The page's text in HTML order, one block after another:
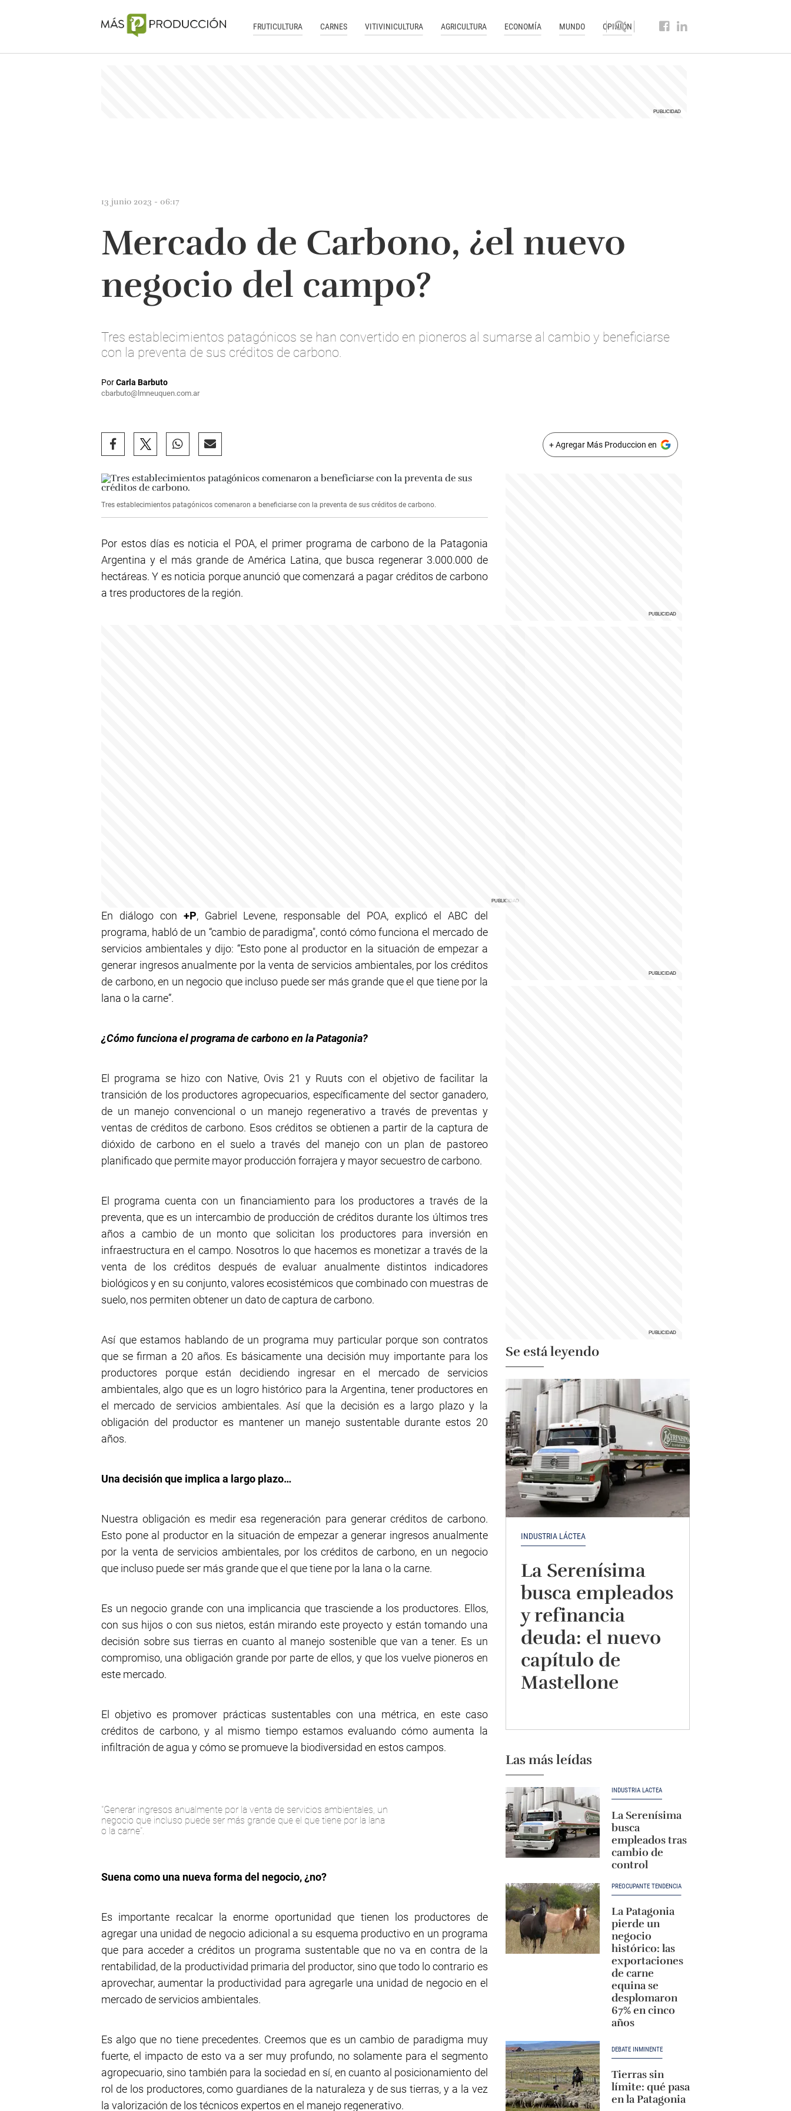
FRUTICULTURA CARNES VITIVINICULTURA AGRICULTURA ECONOMÍA MUNDO OPINIÓN
13 junio 2023 - 06:17
Mercado de Carbono, ¿el nuevo
negocio del campo?
Tres establecimientos patagónicos se han convertido en pioneros al sumarse al cambio y beneficiarse
con la preventa de sus créditos de carbono.
PorCarla Barbuto
cbarbuto@lmneuquen.com.ar
+ Agregar Más Produccion en
Tres establecimientos patagónicos comenaron a beneficiarse con la preventa de sus créditos de carbono.
Por estos días es noticia el POA, el primer programa de carbono de la Patagonia
Argentina y el más grande de América Latina, que busca regenerar 3.000.000 de
hectáreas. Y es noticia porque anunció que comenzará a pagar créditos de carbono
a tres productores de la región.
En diálogo con +P, Gabriel Levene, responsable del POA, explicó el ABC del
programa, habló de un “cambio de paradigma", contó cómo funciona el mercado de
servicios ambientales y dijo: “Esto pone al productor en la situación de empezar a
generar ingresos anualmente por la venta de servicios ambientales, por los créditos
de carbono, en un negocio que incluso puede ser más grande que el que tiene por la
lana o la carne”.
¿Cómo funciona el programa de carbono en la Patagonia?
El programa se hizo con Native, Ovis 21 y Ruuts con el objetivo de facilitar la
transición de los productores agropecuarios, específicamente del sector ganadero,
de un manejo convencional o un manejo regenerativo a través de preventas y
ventas de créditos de carbono. Esos créditos se obtienen a partir de la captura de
dióxido de carbono en el suelo a través del manejo con un plan de pastoreo
planificado que permite mayor producción forrajera y mayor secuestro de carbono.
El programa cuenta con un financiamiento para los productores a través de la
preventa, que es un intercambio de producción de créditos durante los últimos tres
años a cambio de un monto que solicitan los productores para inversión en
infraestructura en el campo. Nosotros lo que hacemos es monetizar a través de la
venta de los créditos después de evaluar anualmente distintos indicadores
biológicos y en su conjunto, valores ecosistémicos que combinado con muestras de
suelo, nos permiten obtener un dato de captura de carbono.
Así que estamos hablando de un programa muy particular porque son contratos
que se firman a 20 años. Es básicamente una decisión muy importante para los
productores porque están decidiendo ingresar en el mercado de servicios
ambientales, algo que es un logro histórico para la Argentina, tener productores en
el mercado de servicios ambientales. Así que la decisión es a largo plazo y la
obligación del productor es mantener un manejo sustentable durante estos 20
años.
Una decisión que implica a largo plazo…
Nuestra obligación es medir esa regeneración para generar créditos de carbono.
Esto pone al productor en la situación de empezar a generar ingresos anualmente
por la venta de servicios ambientales, por los créditos de carbono, en un negocio
que incluso puede ser más grande que el que tiene por la lana o la carne.
Es un negocio grande con una implicancia que trasciende a los productores. Ellos,
con sus hijos o con sus nietos, están mirando este proyecto y están tomando una
decisión sobre sus tierras en cuanto al manejo sostenible que van a tener. Es un
compromiso, una obligación grande por parte de ellos, y que los vuelve pioneros en
este mercado.
El objetivo es promover prácticas sustentables con una métrica, en este caso
créditos de carbono, y al mismo tiempo estamos evaluando cómo aumenta la
infiltración de agua y cómo se promueve la biodiversidad en estos campos.
"Generar ingresos anualmente por la venta de servicios ambientales, un
negocio que incluso puede ser más grande que el que tiene por la lana
o la carne".
Suena como una nueva forma del negocio, ¿no?
Es importante recalcar la enorme oportunidad que tienen los productores de
agregar una unidad de negocio adicional a su esquema productivo en un programa
que para acceder a créditos un programa sustentable que no va en contra de la
rentabilidad, de la productividad primaria del productor, sino que todo lo contrario es
aprovechar, aumentar la productividad para agregarle una unidad de negocio en el
mercado de servicios ambientales.
Es algo que no tiene precedentes. Creemos que es un cambio de paradigma muy
fuerte, el impacto de esto va a ser muy profundo, no solamente para el segmento
agropecuario, sino también para la sociedad en sí, en cuanto al posicionamiento del
rol de los productores, como guardianes de la naturaleza y de sus tierras, y a la vez
la valorización de los técnicos expertos en el manejo regenerativo.
Se está leyendo
INDUSTRIA LÁCTEA
La Serenísima
busca empleados
y refinancia
deuda: el nuevo
capítulo de
Mastellone
Las más leídas
INDUSTRIA LÁCTEA
La Serenísima
busca
empleados tras
cambio de
control
PREOCUPANTE TENDENCIA
La Patagonia
pierde un
negocio
histórico: las
exportaciones
de carne
equina se
desplomaron
67% en cinco
años
DEBATE INMINENTE
Tierras sin
límite: qué pasa
en la Patagonia